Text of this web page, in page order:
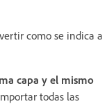
como se indica a
capa y el mismo
todas las